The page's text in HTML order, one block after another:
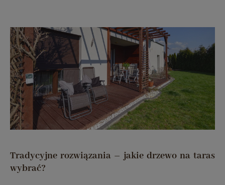
Tradycyjne rozwiązania – jakie drzewo na taras
wybrać?